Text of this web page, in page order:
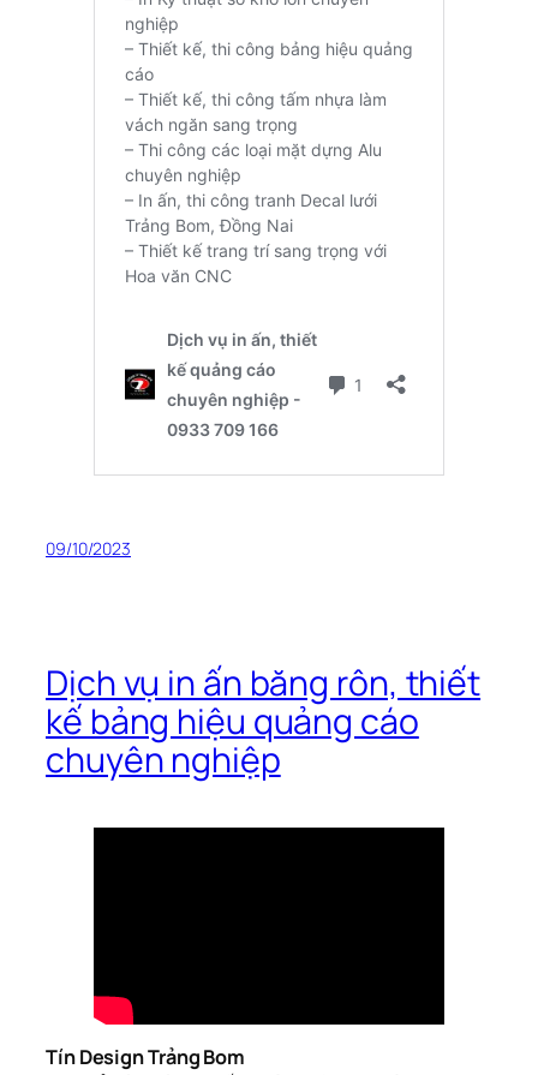
09/10/2023
Dịch vụ in ấn băng rôn, thiết
kế bảng hiệu quảng cáo
chuyên nghiệp
Tín Design Trảng Bom